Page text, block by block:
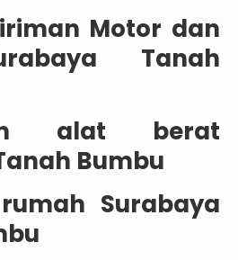
Motor dan
Tanah
alat berat
Bumbu
Surabaya